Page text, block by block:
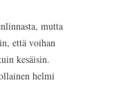
mutta
että voihan
kesäisin.
helmi